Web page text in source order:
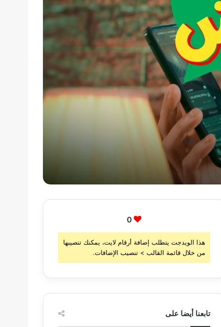
0
هذا الويدجت يتطلب إضافة أرقام لايت، يمكنك تنصيبها
من خلال قائمة القالب > تنصيب الإضافات.
تابعنا أيضا على